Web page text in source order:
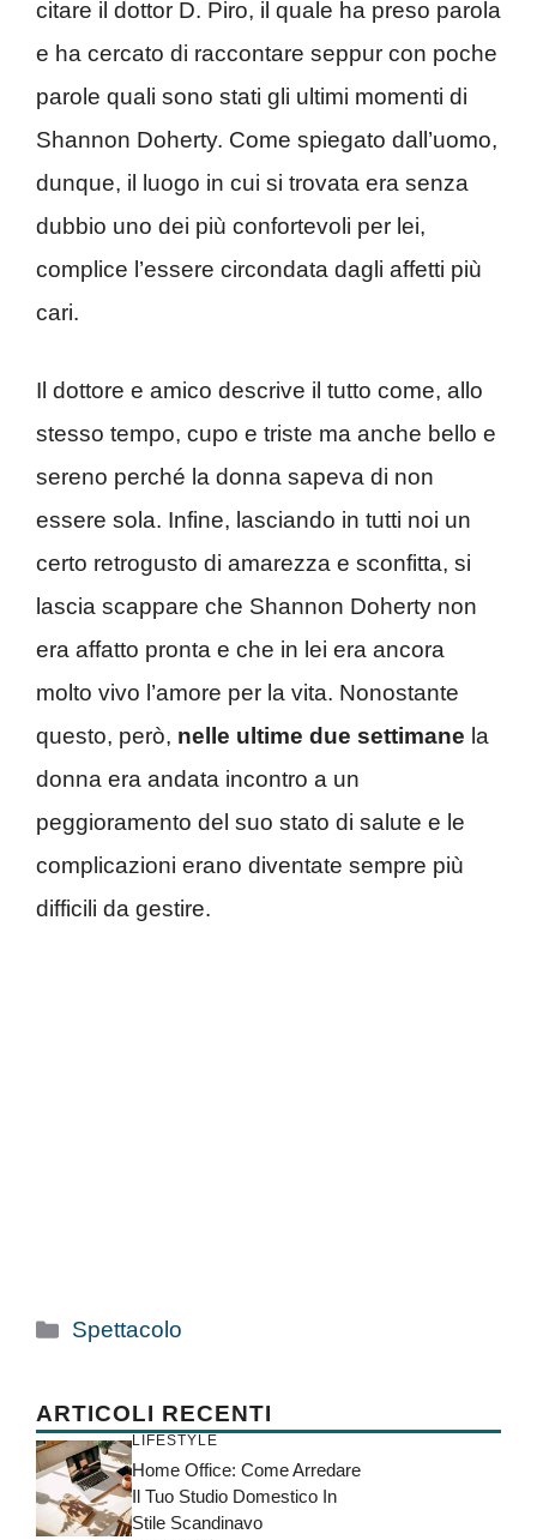
citare il dottor D. Piro, il quale ha preso parola
e ha cercato di raccontare seppur con poche
parole quali sono stati gli ultimi momenti di
Shannon Doherty. Come spiegato dall’uomo,
dunque, il luogo in cui si trovata era senza
dubbio uno dei più confortevoli per lei,
complice l’essere circondata dagli affetti più
cari.
Il dottore e amico descrive il tutto come, allo
stesso tempo, cupo e triste ma anche bello e
sereno perché la donna sapeva di non
essere sola. Infine, lasciando in tutti noi un
certo retrogusto di amarezza e sconfitta, si
lascia scappare che Shannon Doherty non
era affatto pronta e che in lei era ancora
molto vivo l’amore per la vita. Nonostante
questo, però, nelle ultime due settimane la
donna era andata incontro a un
peggioramento del suo stato di salute e le
complicazioni erano diventate sempre più
difficili da gestire.
Categorie
Spettacolo
ARTICOLI RECENTI
LIFESTYLE
Home Office: Come Arredare
Il Tuo Studio Domestico In
Stile Scandinavo